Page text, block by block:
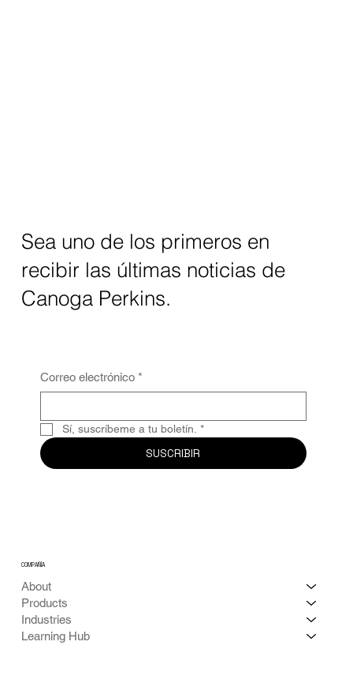
Sea uno de los primeros en
recibir las últimas noticias de
Canoga Perkins.
Correo electrónico *
Sí, suscríbeme a tu boletín. *
SUSCRIBIR
COMPAÑÍA
About
Products
Industries
Learning Hub